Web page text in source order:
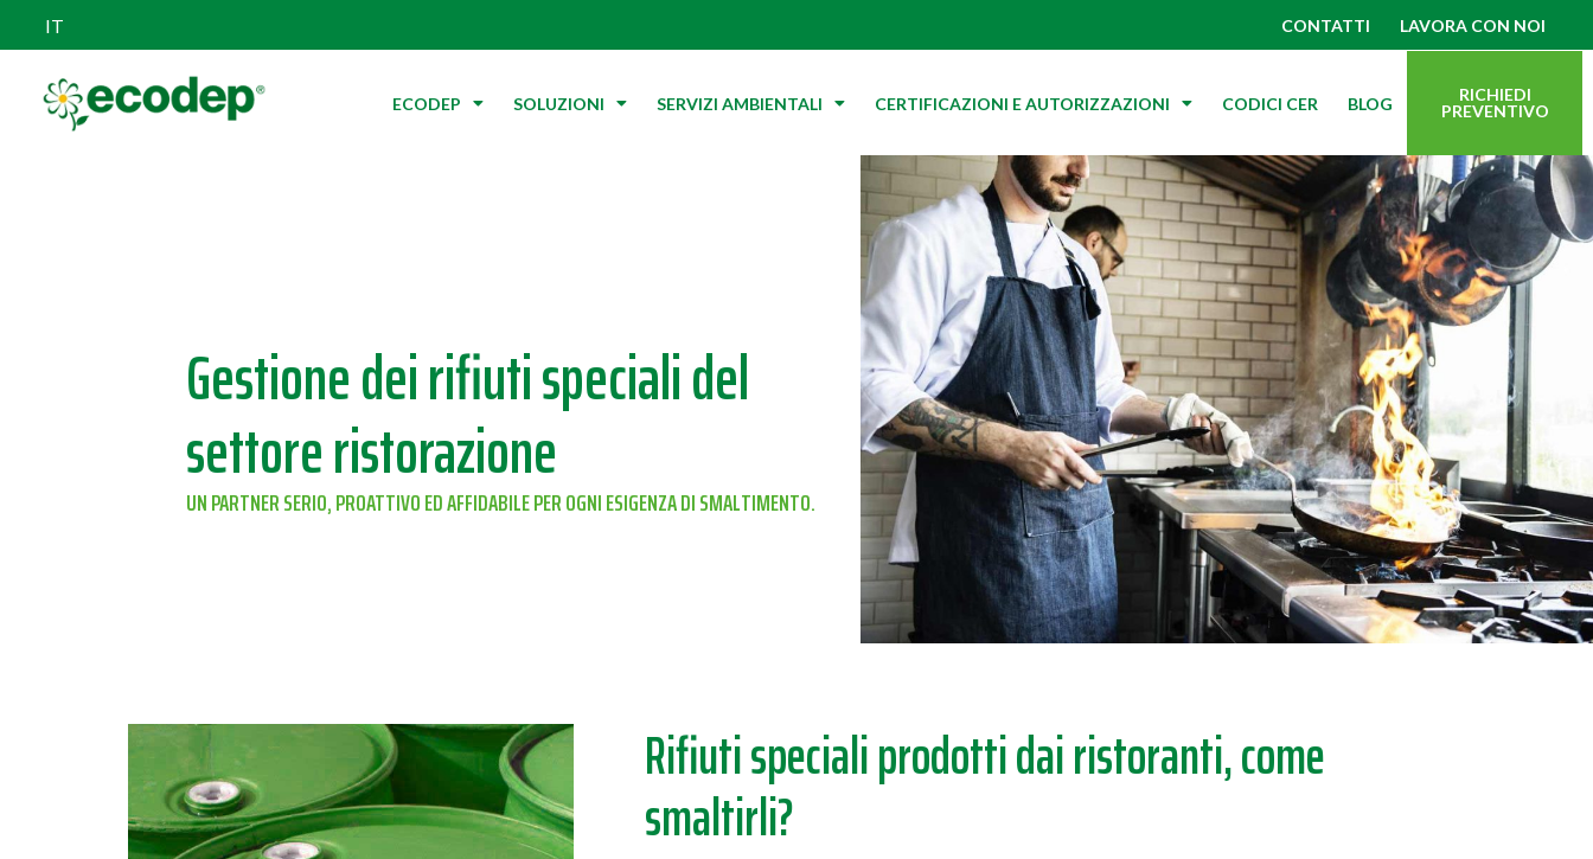
IT CONTATTI LAVORA CON NOI
ECODEP SOLUZIONI SERVIZI AMBIENTALI CERTIFICAZIONI E AUTORIZZAZIONI CODICI CER BLOG
RICHIEDI
PREVENTIVO
Gestione dei rifiuti speciali del
settore ristorazione
UN PARTNER SERIO, PROATTIVO ED AFFIDABILE PER OGNI ESIGENZA DI SMALTIMENTO.
Rifiuti speciali prodotti dai ristoranti, come
smaltirli?